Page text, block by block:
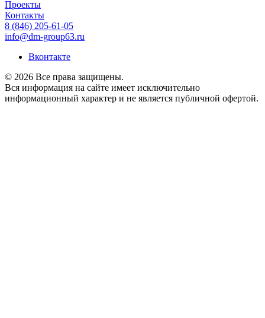
Проекты
Контакты
8 (846) 205-61-05
info@dm-group63.ru
Вконтакте
© 2026 Все права защищены.
Вся информация на сайте имеет исключительно
информационный характер и не является публичной офертой.